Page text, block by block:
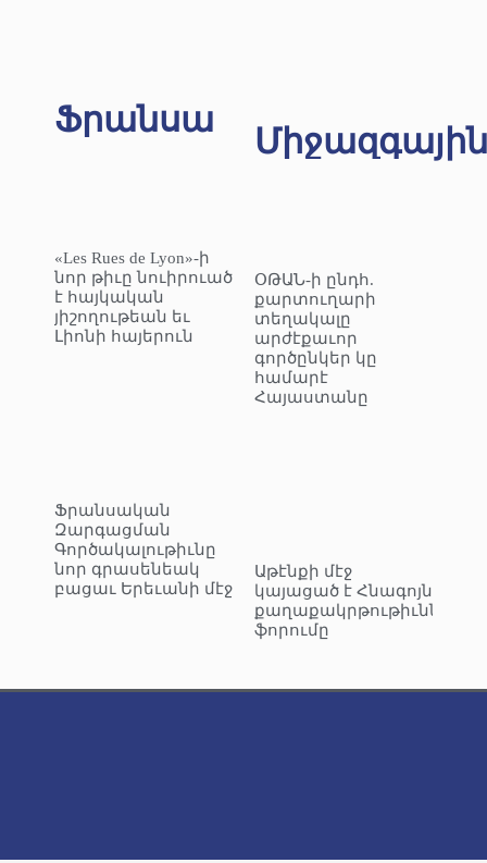
Ֆրանսա
«Les Rues de Lyon»-ի
նոր թիւը նուիրուած
է հայկական
յիշողութեան եւ
Լիոնի հայերուն
Ֆրանսական
Զարգացման
Գործակալութիւնը
նոր գրասենեակ
բացաւ Երեւանի մէջ
Միջազգային
ՕԹԱՆ-ի ընդհ.
քարտուղարի
տեղակալը
արժէքաւոր
գործընկեր կը
համարէ
Հայաստանը
Աթէնքի մէջ
կայացած է Հնագոյն
քաղաքակրթութիւններու
ֆորումը